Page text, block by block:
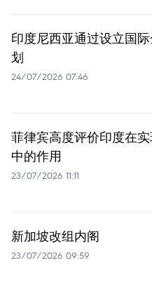
印度尼西亚通过设立国
划
24/07/2026 07:46
菲律宾高度评价印度在
中的作用
23/07/2026 11:11
新加坡改组内阁
23/07/2026 09:59